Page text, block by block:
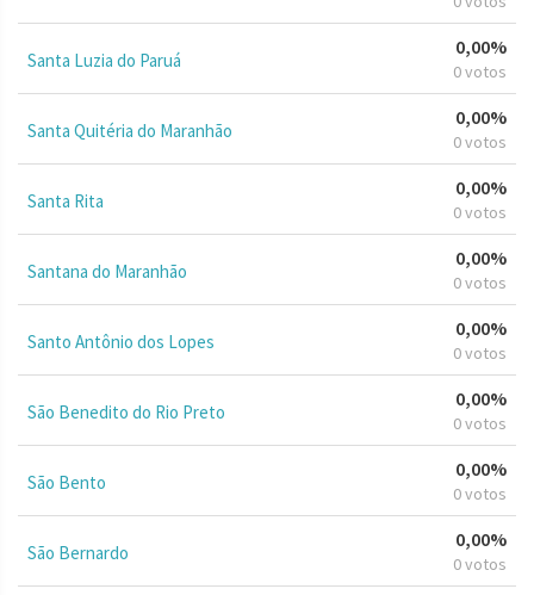
Santa Luzia do Paruá
0,00%
0 votos
Santa Quitéria do Maranhão
0,00%
0 votos
Santa Rita
0,00%
0 votos
Santana do Maranhão
0,00%
0 votos
Santo Antônio dos Lopes
0,00%
0 votos
São Benedito do Rio Preto
0,00%
0 votos
São Bento
0,00%
0 votos
São Bernardo
0,00%
0 votos